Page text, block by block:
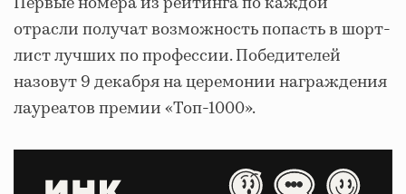
отрасли получат возможность попасть в шорт-
лист лучших по профессии. Победителей
назовут 9 декабря на церемонии награждения
лауреатов премии «Топ-1000».